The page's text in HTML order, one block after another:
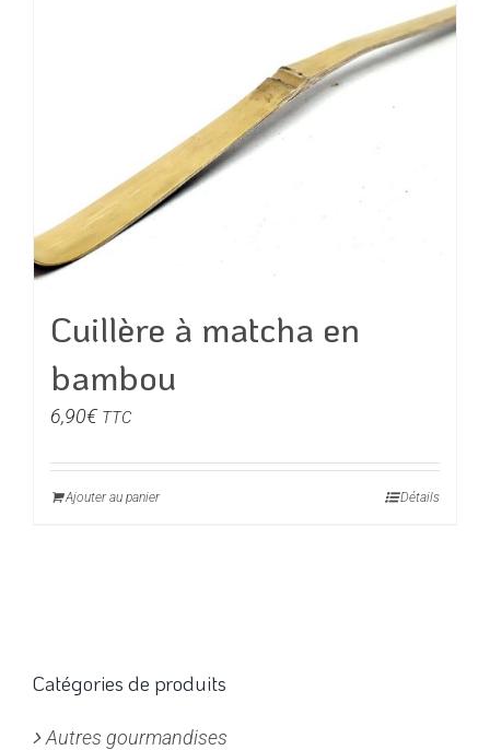
Cuillère à matcha en
bambou
6,90€ TTC
Ajouter au panier Détails
Catégories de produits
Autres gourmandises